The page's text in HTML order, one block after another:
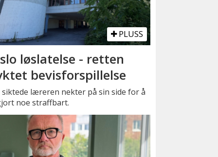
PLUSS
løslatelse - retten
bevisforspillelse
siktede læreren nekter på sin side for å
noe straffbart.